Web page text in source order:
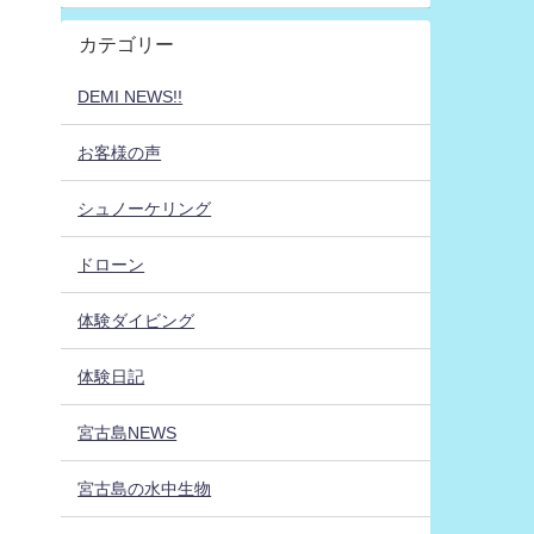
カテゴリー
DEMI NEWS!!
お客様の声
シュノーケリング
ドローン
体験ダイビング
体験日記
宮古島NEWS
宮古島の水中生物